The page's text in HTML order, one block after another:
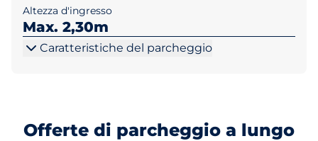
Altezza d'ingresso
Max. 2,30m
Caratteristiche del parcheggio
Offerte di parcheggio a lungo